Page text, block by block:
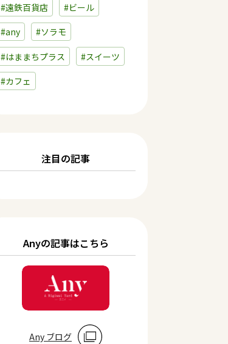
#遠鉄百貨店 #ビール
#any #ソラモ
#はままちプラス #スイーツ
#カフェ
注目の記事
Anyの記事はこちら
Any ブログ